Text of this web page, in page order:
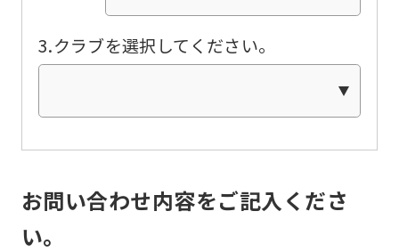
3.クラブを選択してください。
お問い合わせ内容をご記入くださ
い。
to
return
to
top
page.
if